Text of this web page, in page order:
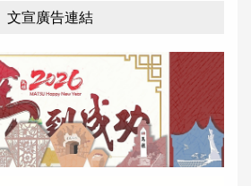
文宣廣告連結